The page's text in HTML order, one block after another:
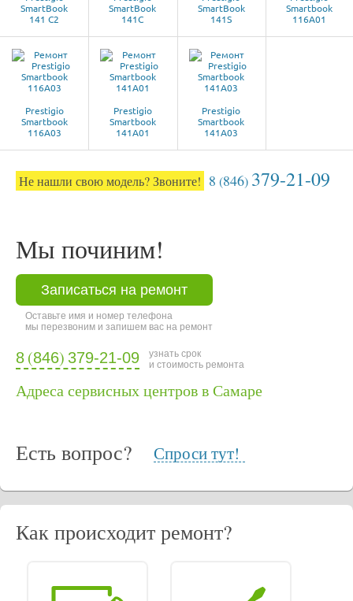
SmartBook
141 C2
SmartBook
141C
SmartBook
141S
Smartbook
116A01
Prestigio
Smartbook
116A03
Prestigio
Smartbook
141A01
Prestigio
Smartbook
141A03
Не нашли свою модель? Звоните! 8 (846) 379-21-09
Мы починим!
Записаться на ремонт
Оставьте имя и номер телефона
мы перезвоним и запишем вас на ремонт
8 (846) 379-21-09
узнать срок
и стоимость ремонта
Адреса сервисных центров в Самаре
Есть вопрос? Спроси тут!
Как происходит ремонт?